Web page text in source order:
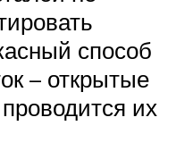
способ
– открытые
их